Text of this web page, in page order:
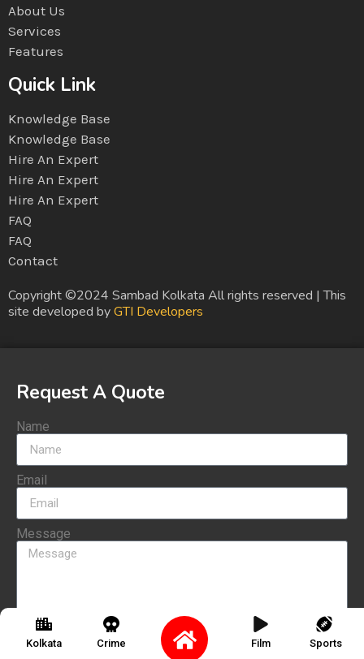
Kolkata Crime Film Sports
About Us
Services
Features
Quick Link
Knowledge Base
Knowledge Base
Hire An Expert
Hire An Expert
Hire An Expert
FAQ
FAQ
Contact
Copyright ©2024 Sambad Kolkata All rights reserved | This
site developed byGTI Developers
Request A Quote
Name
Email
Message
Send